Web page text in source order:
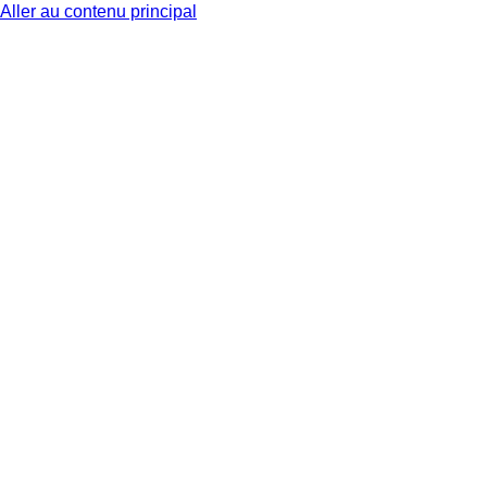
Aller au contenu principal